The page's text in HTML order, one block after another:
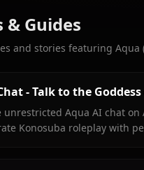
Guides
and stories featuring Aqua
- Talk to the
unrestricted Aqua AI chat on
Konosuba roleplay with